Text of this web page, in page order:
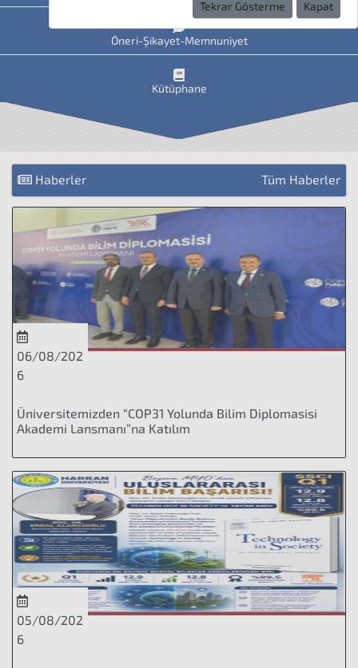
Öneri-Şikayet-Memnuniyet
Kütüphane
Haberler Tüm Haberler
06/08/202
6
Üniversitemizden “COP31 Yolunda Bilim Diplomasisi
Akademi Lansmanı”na Katılım
05/08/202
6
Tekrar Gösterme Kapat